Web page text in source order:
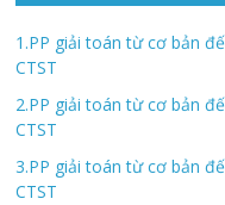
1.PP giải toán từ cơ bản
CTST
2.PP giải toán từ cơ bản
CTST
3.PP giải toán từ cơ bản
CTST